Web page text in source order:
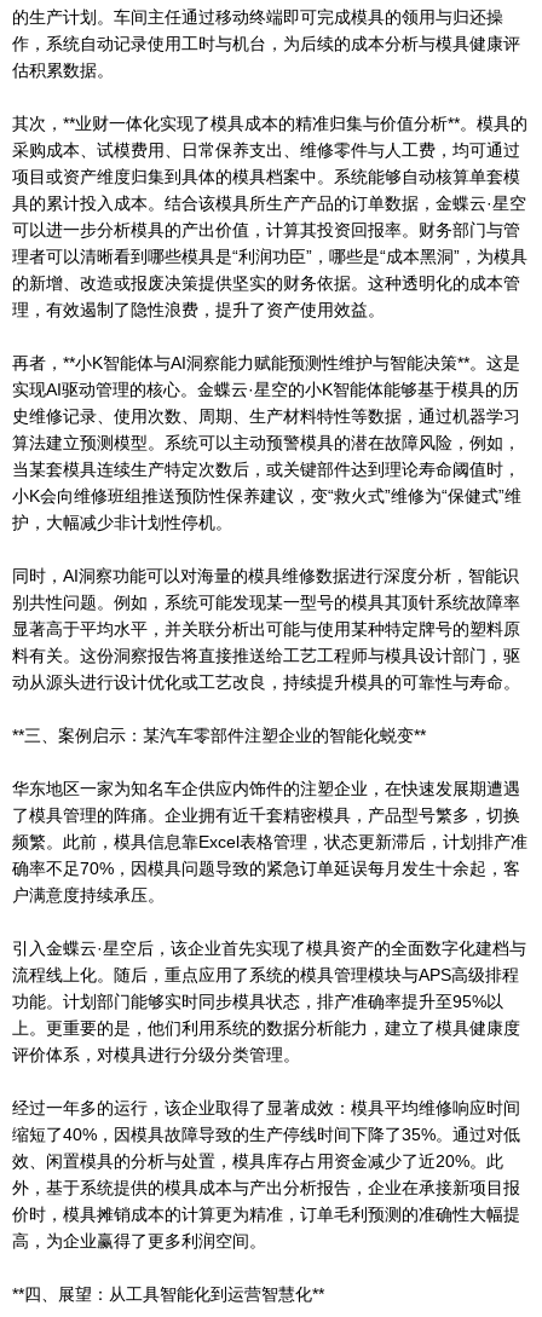
的生产计划。车间主任通过移动终端即可完成模具的领用与归还操
作，系统自动记录使用工时与机台，为后续的成本分析与模具健康评
估积累数据。
其次，**业财一体化实现了模具成本的精准归集与价值分析**。模具的
采购成本、试模费用、日常保养支出、维修零件与人工费，均可通过
项目或资产维度归集到具体的模具档案中。系统能够自动核算单套模
具的累计投入成本。结合该模具所生产产品的订单数据，金蝶云·星空
可以进一步分析模具的产出价值，计算其投资回报率。财务部门与管
理者可以清晰看到哪些模具是“利润功臣”，哪些是“成本黑洞”，为模具
的新增、改造或报废决策提供坚实的财务依据。这种透明化的成本管
理，有效遏制了隐性浪费，提升了资产使用效益。
再者，**小K智能体与AI洞察能力赋能预测性维护与智能决策**。这是
实现AI驱动管理的核心。金蝶云·星空的小K智能体能够基于模具的历
史维修记录、使用次数、周期、生产材料特性等数据，通过机器学习
算法建立预测模型。系统可以主动预警模具的潜在故障风险，例如，
当某套模具连续生产特定次数后，或关键部件达到理论寿命阈值时，
小K会向维修班组推送预防性保养建议，变“救火式”维修为“保健式”维
护，大幅减少非计划性停机。
同时，AI洞察功能可以对海量的模具维修数据进行深度分析，智能识
别共性问题。例如，系统可能发现某一型号的模具其顶针系统故障率
显著高于平均水平，并关联分析出可能与使用某种特定牌号的塑料原
料有关。这份洞察报告将直接推送给工艺工程师与模具设计部门，驱
动从源头进行设计优化或工艺改良，持续提升模具的可靠性与寿命。
**三、案例启示：某汽车零部件注塑企业的智能化蜕变**
华东地区一家为知名车企供应内饰件的注塑企业，在快速发展期遭遇
了模具管理的阵痛。企业拥有近千套精密模具，产品型号繁多，切换
频繁。此前，模具信息靠Excel表格管理，状态更新滞后，计划排产准
确率不足70%，因模具问题导致的紧急订单延误每月发生十余起，客
户满意度持续承压。
引入金蝶云·星空后，该企业首先实现了模具资产的全面数字化建档与
流程线上化。随后，重点应用了系统的模具管理模块与APS高级排程
功能。计划部门能够实时同步模具状态，排产准确率提升至95%以
上。更重要的是，他们利用系统的数据分析能力，建立了模具健康度
评价体系，对模具进行分级分类管理。
经过一年多的运行，该企业取得了显著成效：模具平均维修响应时间
缩短了40%，因模具故障导致的生产停线时间下降了35%。通过对低
效、闲置模具的分析与处置，模具库存占用资金减少了近20%。此
外，基于系统提供的模具成本与产出分析报告，企业在承接新项目报
价时，模具摊销成本的计算更为精准，订单毛利预测的准确性大幅提
高，为企业赢得了更多利润空间。
**四、展望：从工具智能化到运营智慧化**